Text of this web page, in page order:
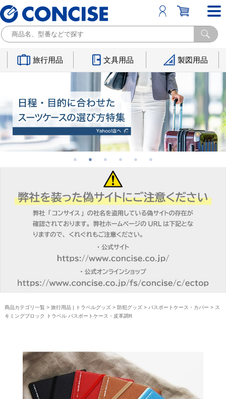
旅行用品 文具用品 製図用品
商品カテゴリ一覧 > 旅行用品 | トラベルグッズ> 防犯グッズ> パスポートケース・カバー > ス
キミングブロック トラベル パスポートケース・皮革調R